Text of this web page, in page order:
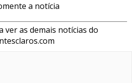
a notícia
ver as demais notícias do